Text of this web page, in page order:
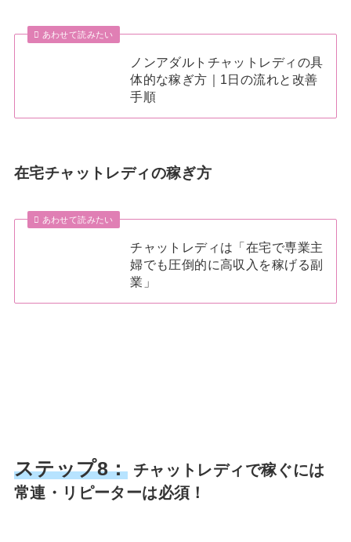
あわせて読みたい
ノンアダルトチャットレディの具
体的な稼ぎ方｜1日の流れと改善
手順
在宅チャットレディの稼ぎ方
あわせて読みたい
チャットレディは「在宅で専業主
婦でも圧倒的に高収入を稼げる副
業」
ステップ8： チャットレディで稼ぐには
常連・リピーターは必須！